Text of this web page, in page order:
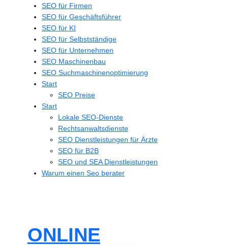
SEO für Firmen
SEO für Geschäftsführer
SEO für KI
SEO für Selbstständige
SEO für Unternehmen
SEO Maschinenbau
SEO Suchmaschinenoptimierung
Start
SEO Preise
Start
Lokale SEO-Dienste
Rechtsanwaltsdienste
SEO Dienstleistungen für Ärzte
SEO für B2B
SEO und SEA Dienstleistungen
Warum einen Seo berater
ONLINE